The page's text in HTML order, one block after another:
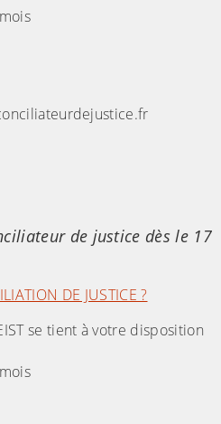
de justice dès le 17
DE JUSTICE ?
se tient à votre disposition